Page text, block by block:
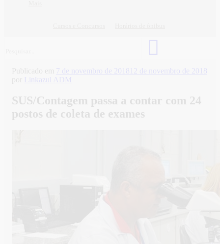
Publicado em 7 de novembro de 2018 12 de novembro de 2018
por
Linkazul ADM
SUS/Contagem passa a contar com 24
postos de coleta de exames